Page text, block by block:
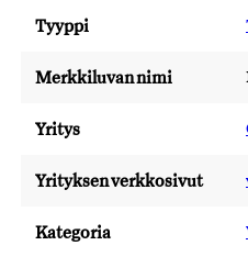
Tyyppi
Merkkiluvan nimi
Yritys
Yrityksen verkkosivut
Kategoria